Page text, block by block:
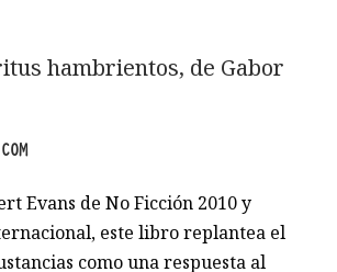
hambrientos, de Gabor
Evans de No Ficción 2010 y
este libro replantea el
como una respuesta al